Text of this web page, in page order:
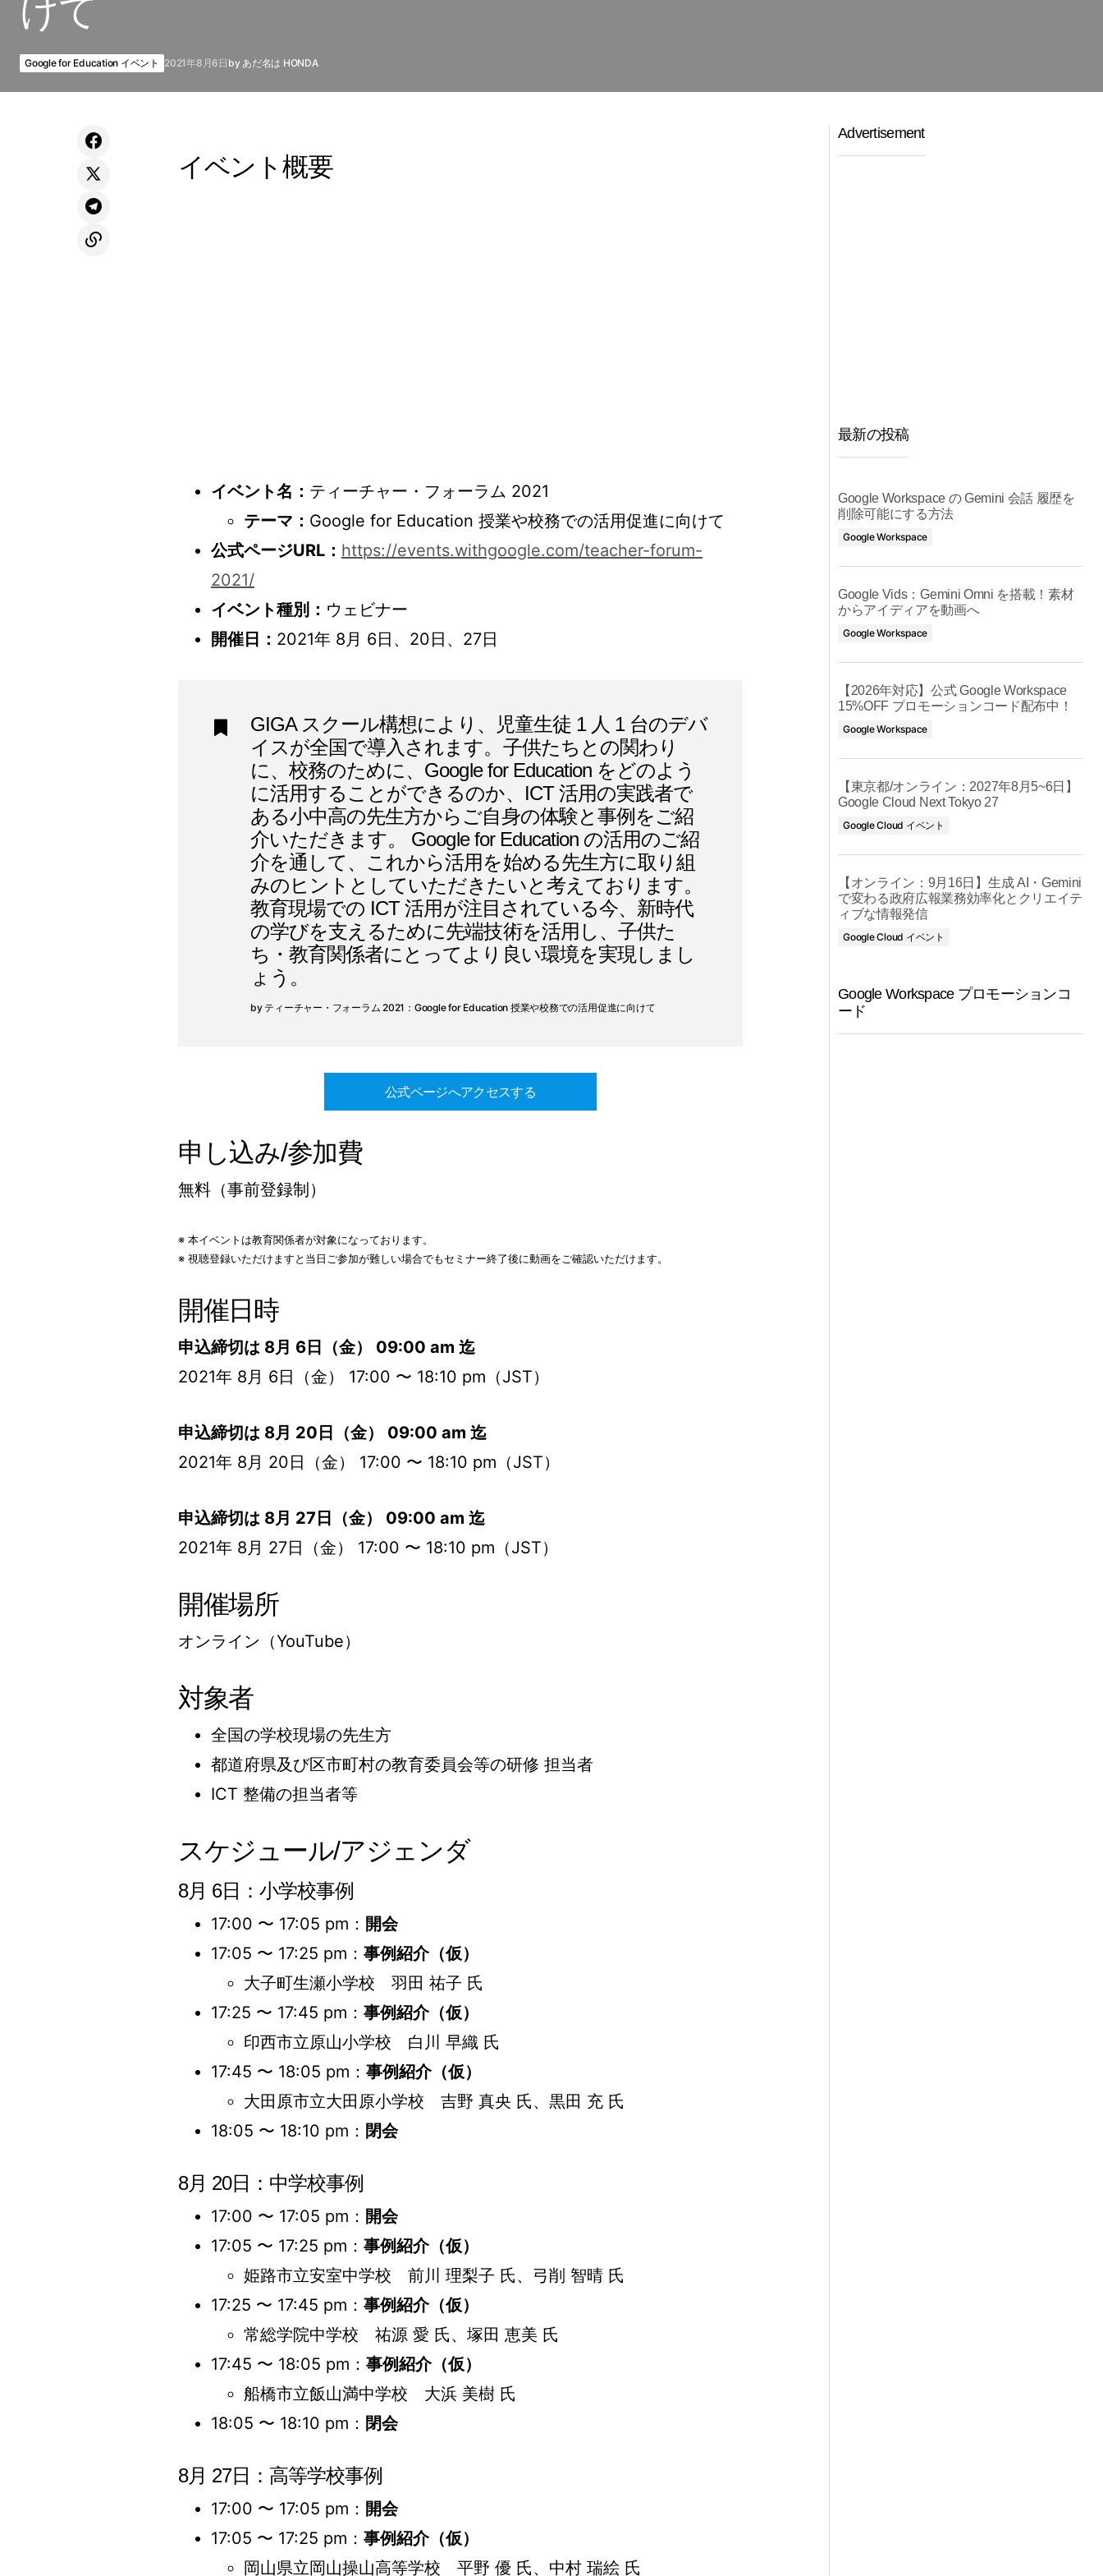
けて
Google for Education イベント 2021年8月6日 by あだ名は HONDA
イベント概要
イベント名： ティーチャー・フォーラム 2021
テーマ： Google for Education 授業や校務での活用促進に向けて
公式ページURL： https://events.withgoogle.com/teacher-forum-
2021/
イベント種別： ウェビナー
開催日： 2021年 8月 6日、20日、27日
GIGA スクール構想により、児童生徒 1 人 1 台のデバ
イスが全国で導入されます。子供たちとの関わり
に、校務のために、Google for Education をどのよう
に活用することができるのか、ICT 活用の実践者で
ある小中高の先生方からご自身の体験と事例をご紹
介いただきます。 Google for Education の活用のご紹
介を通して、これから活用を始める先生方に取り組
みのヒントとしていただきたいと考えております。
教育現場での ICT 活用が注目されている今、新時代
の学びを支えるために先端技術を活用し、子供た
ち・教育関係者にとってより良い環境を実現しまし
ょう。
ティーチャー・フォーラム 2021：Google for Education 授業や校務での活用促進に向けて
公式ページへアクセスする
申し込み/参加費
無料（事前登録制）
※ 本イベントは教育関係者が対象になっております。
※ 視聴登録いただけますと当日ご参加が難しい場合でもセミナー終了後に動画をご確認いただけます。
開催日時
申込締切は 8月 6日（金） 09:00 am 迄
2021年 8月 6日（金） 17:00 〜 18:10 pm（JST）
申込締切は 8月 20日（金） 09:00 am 迄
2021年 8月 20日（金） 17:00 〜 18:10 pm（JST）
申込締切は 8月 27日（金） 09:00 am 迄
2021年 8月 27日（金） 17:00 〜 18:10 pm（JST）
開催場所
オンライン（YouTube）
対象者
全国の学校現場の先生方
都道府県及び区市町村の教育委員会等の研修 担当者
ICT 整備の担当者等
スケジュール/アジェンダ
8月 6日：小学校事例
17:00 〜 17:05 pm： 開会
17:05 〜 17:25 pm： 事例紹介（仮）
大子町生瀬小学校 羽田 祐子 氏
17:25 〜 17:45 pm： 事例紹介（仮）
印西市立原山小学校 白川 早織 氏
17:45 〜 18:05 pm： 事例紹介（仮）
大田原市立大田原小学校 吉野 真央 氏、黒田 充 氏
18:05 〜 18:10 pm： 閉会
8月 20日：中学校事例
17:00 〜 17:05 pm： 開会
17:05 〜 17:25 pm： 事例紹介（仮）
姫路市立安室中学校 前川 理梨子 氏、弓削 智晴 氏
17:25 〜 17:45 pm： 事例紹介（仮）
常総学院中学校 祐源 愛 氏、塚田 恵美 氏
17:45 〜 18:05 pm： 事例紹介（仮）
船橋市立飯山満中学校 大浜 美樹 氏
18:05 〜 18:10 pm： 閉会
8月 27日：高等学校事例
17:00 〜 17:05 pm： 開会
17:05 〜 17:25 pm： 事例紹介（仮）
岡山県立岡山操山高等学校 平野 優 氏、中村 瑞絵 氏
Advertisement
最新の投稿
Google Workspace の Gemini 会話 履歴を
削除可能にする方法
Google Workspace
Google Vids：Gemini Omni を搭載！素材
からアイディアを動画へ
Google Workspace
【2026年対応】公式 Google Workspace
15%OFF プロモーションコード配布中！
Google Workspace
【東京都/オンライン：2027年8月5~6日】
Google Cloud Next Tokyo 27
Google Cloud イベント
【オンライン：9月16日】生成 AI・Gemini
で変わる政府広報業務効率化とクリエイテ
ィブな情報発信
Google Cloud イベント
Google Workspace プロモーションコ
ード